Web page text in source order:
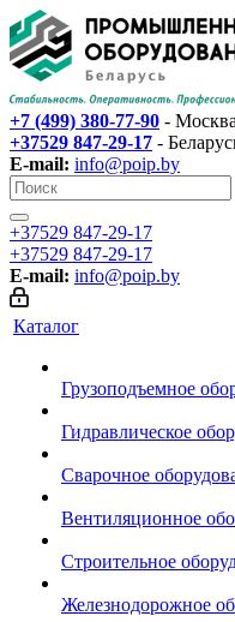
+7 (499) 380-77-90 - Москва
+37529 847-29-17‬ -
E-mail: info@poip.by
+37529 847-29-17‬
+37529 847-29-17‬
E-mail: info@poip.by
Каталог
Грузоподъемное
Гидравлическое
Сварочное
Вентиляционное
Строительное
Железнодорожное